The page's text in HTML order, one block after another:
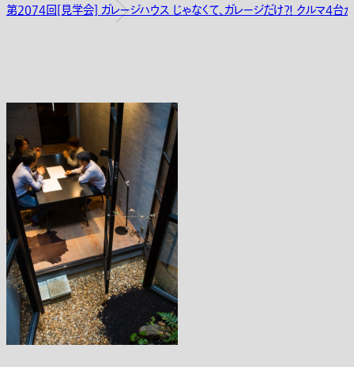
第2074回[見学会] ガレージハウス じゃなくて、ガレージだけ？! クルマ4台